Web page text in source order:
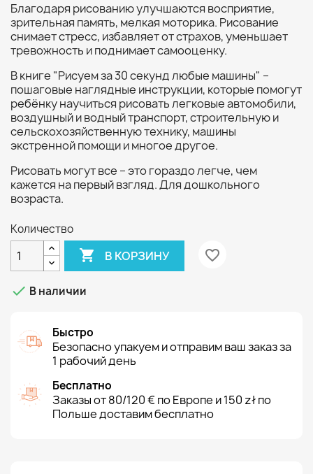
Благодаря рисованию улучшаются восприятие,
зрительная память, мелкая моторика. Рисование
снимает стресс, избавляет от страхов, уменьшает
тревожность и поднимает самооценку.
В книге "Рисуем за 30 секунд любые машины" –
пошаговые наглядные инструкции, которые помогут
ребёнку научиться рисовать легковые автомобили,
воздушный и водный транспорт, строительную и
сельскохозяйственную технику, машины
экстренной помощи и многое другое.
Рисовать могут все – это гораздо легче, чем
кажется на первый взгляд. Для дошкольного
возраста.
Количество
 В КОРЗИНУ favorite_border
 В наличии
Быстро
Безопасно упакуем и отправим ваш заказ за
1 рабочий день
Бесплатно
Заказы от 80/120 € по Европе и 150 zł по
Польше доставим бесплатно